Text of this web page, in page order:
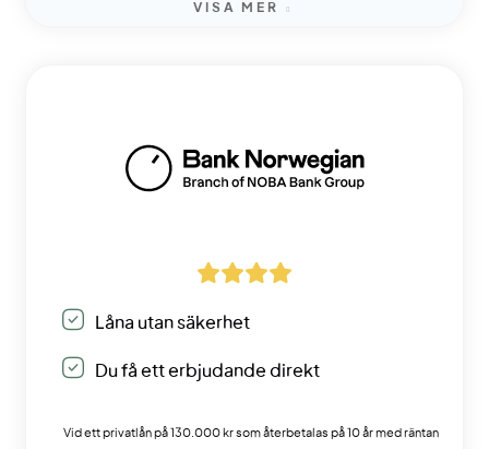
VISA MER
Låna utan säkerhet
Du få ett erbjudande direkt
Vid ett privatlån på 130.000 kr som återbetalas på 10 år med räntan